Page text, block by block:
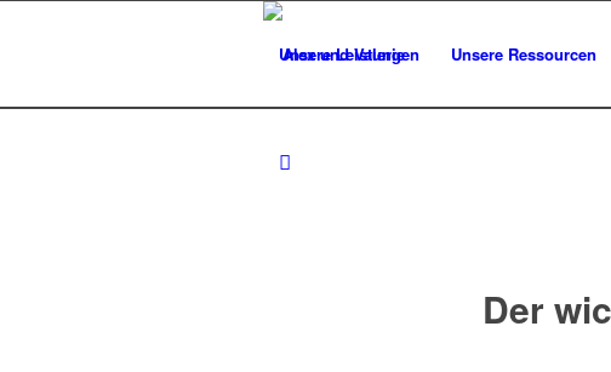
Unsere Leistungen Unsere Ressourcen
Der